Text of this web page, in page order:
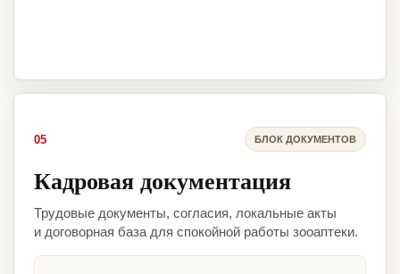
05 БЛОК ДОКУМЕНТОВ
Кадровая документация
Трудовые документы, согласия, локальные акты
и договорная база для спокойной работы зооаптеки.